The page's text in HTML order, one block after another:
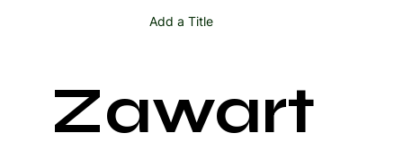
Add a Title
Zawart